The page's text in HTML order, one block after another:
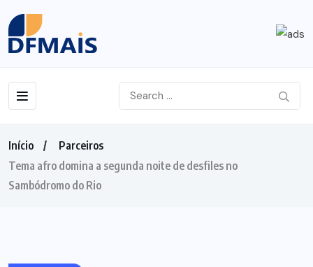
Início
Parceiros
Tema afro domina a segunda noite de desfiles no
Sambódromo do Rio